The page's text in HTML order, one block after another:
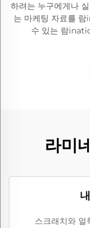
하려는 누구에게나
는 마케팅 자료를
수 있는 람
라미
스크래치와 얼